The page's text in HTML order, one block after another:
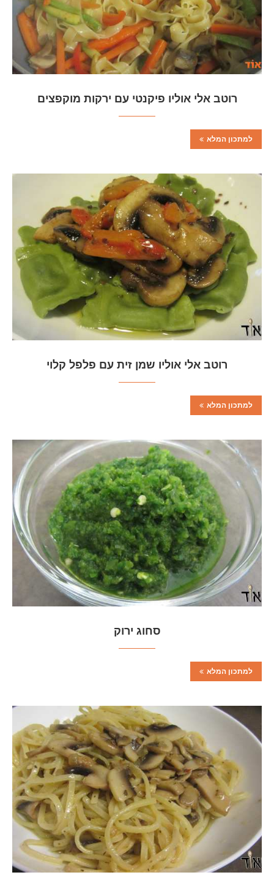
רוטב אלי אוליו פיקנטי עם ירקות מוקפצים
למתכון המלא
רוטב אלי אוליו שמן זית עם פלפל קלוי
למתכון המלא
סחוג ירוק
למתכון המלא